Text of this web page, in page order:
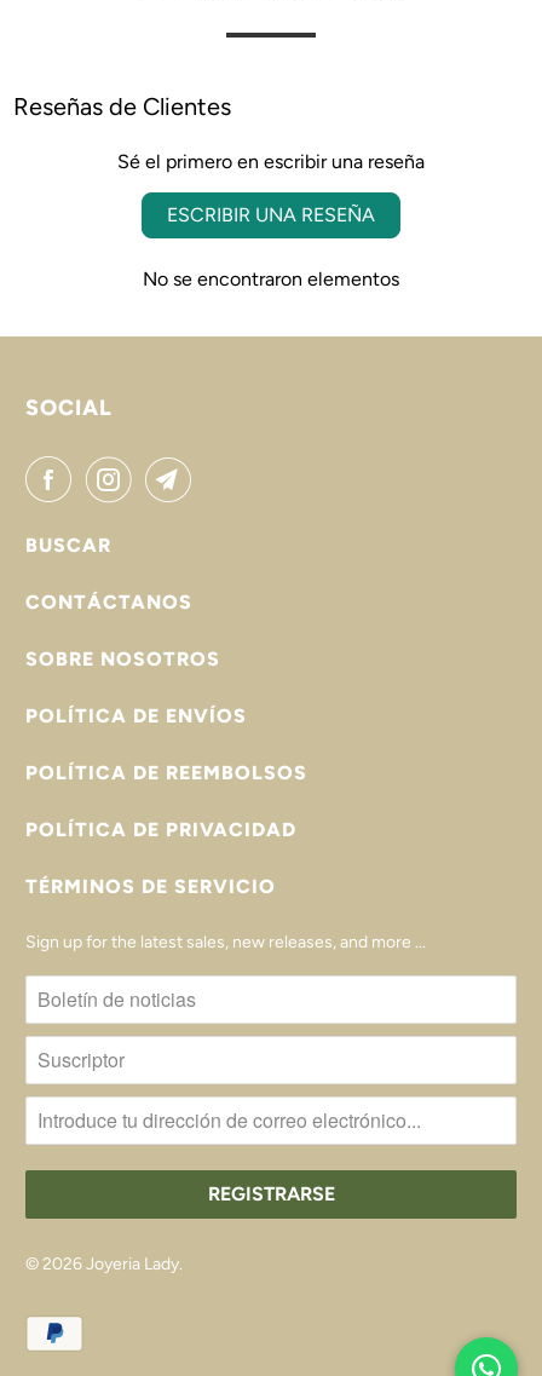
Reseñas de Clientes
Sé el primero en escribir una reseña
ESCRIBIR UNA RESEÑA
No se encontraron elementos
SOCIAL
BUSCAR
CONTÁCTANOS
SOBRE NOSOTROS
POLÍTICA DE ENVÍOS
POLÍTICA DE REEMBOLSOS
POLÍTICA DE PRIVACIDAD
TÉRMINOS DE SERVICIO
Sign up for the latest sales, new releases, and more ...
© 2026Joyeria Lady.